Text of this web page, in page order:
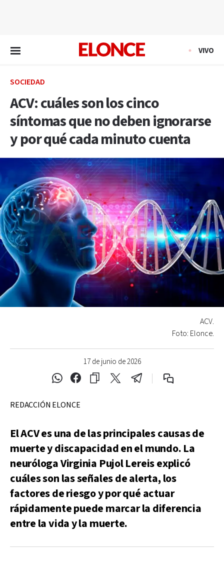
VIVO
SOCIEDAD
ACV: cuáles son los cinco
síntomas que no deben ignorarse
y por qué cada minuto cuenta
17 de junio de 2026
ACV.
Foto: Elonce.
REDACCIÓN ELONCE
El ACV es una de las principales causas de
muerte y discapacidad en el mundo. La
neuróloga Virginia Pujol Lereis explicó
cuáles son las señales de alerta, los
factores de riesgo y por qué actuar
rápidamente puede marcar la diferencia
entre la vida y la muerte.